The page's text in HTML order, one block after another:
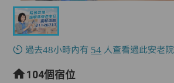
過去48小時內有 54 人查看過此安老院
104個宿位